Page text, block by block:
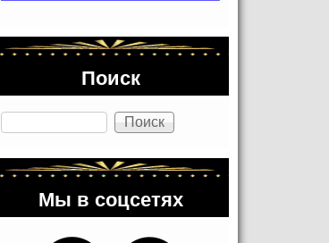
Поиск
Поиск
Мы в соцсетях